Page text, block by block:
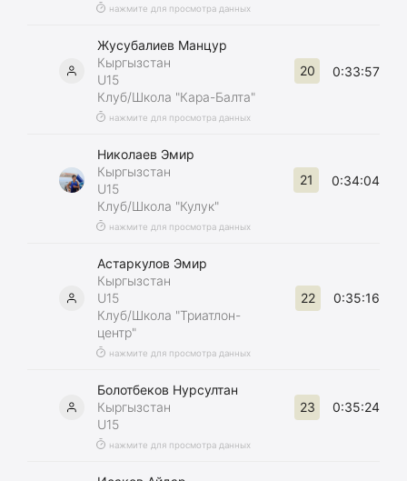
нажмите для просмотра данных
Жусубалиев Манцур
Кыргызстан
U15
Клуб/Школа "Кара-Балта"
нажмите для просмотра данных
20 0:33:57
Николаев Эмир
Кыргызстан
U15
Клуб/Школа "Кулук"
нажмите для просмотра данных
21 0:34:04
Астаркулов Эмир
Кыргызстан
U15
Клуб/Школа "Триатлон-
центр"
нажмите для просмотра данных
22 0:35:16
Болотбеков Нурсултан
Кыргызстан
U15
нажмите для просмотра данных
23 0:35:24